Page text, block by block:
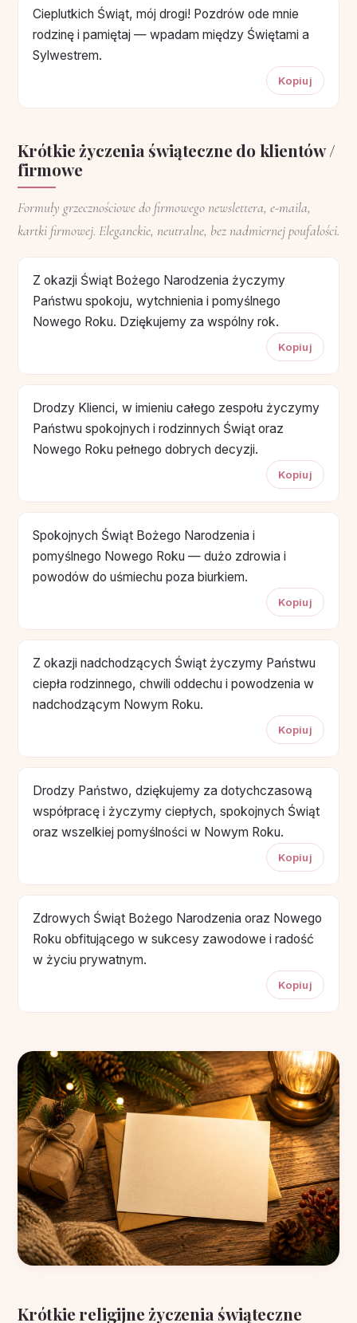
Cieplutkich Świąt, mój drogi! Pozdrów ode mnie
rodzinę i pamiętaj — wpadam między Świętami a
Sylwestrem.
Kopiuj
Krótkie życzenia świąteczne do klientów /
firmowe
Formuły grzecznościowe do firmowego newslettera, e-maila,
kartki firmowej. Eleganckie, neutralne, bez nadmiernej poufałości.
Z okazji Świąt Bożego Narodzenia życzymy
Państwu spokoju, wytchnienia i pomyślnego
Nowego Roku. Dziękujemy za wspólny rok.
Kopiuj
Drodzy Klienci, w imieniu całego zespołu życzymy
Państwu spokojnych i rodzinnych Świąt oraz
Nowego Roku pełnego dobrych decyzji.
Kopiuj
Spokojnych Świąt Bożego Narodzenia i
pomyślnego Nowego Roku — dużo zdrowia i
powodów do uśmiechu poza biurkiem.
Kopiuj
Z okazji nadchodzących Świąt życzymy Państwu
ciepła rodzinnego, chwili oddechu i powodzenia w
nadchodzącym Nowym Roku.
Kopiuj
Drodzy Państwo, dziękujemy za dotychczasową
współpracę i życzymy ciepłych, spokojnych Świąt
oraz wszelkiej pomyślności w Nowym Roku.
Kopiuj
Zdrowych Świąt Bożego Narodzenia oraz Nowego
Roku obfitującego w sukcesy zawodowe i radość
w życiu prywatnym.
Kopiuj
Krótkie religijne życzenia świąteczne